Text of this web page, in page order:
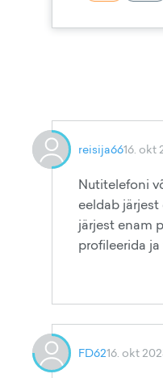
reisija6616. okt
Nutitelefoni
eeldab
järjest enam
profileerida
FD6216. okt